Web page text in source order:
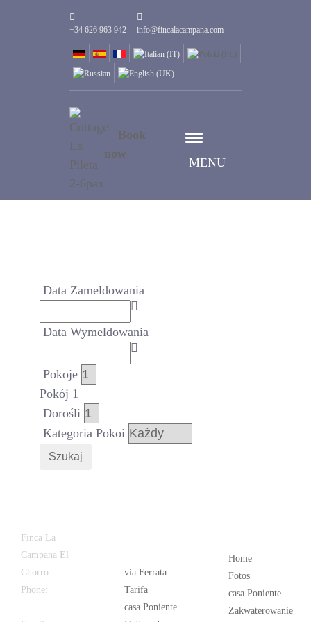
+34 626 963 942 info@fincalacampana.com
MENU
Book
now
Data Zameldowania
Data Wymeldowania
Pokoje
Pokój 1
Dorośli
Kategoria Pokoi
Szukaj
Finca La
Campana El
Chorro
Phone:
via Ferrata
Tarifa
casa Poniente
Home
Fotos
casa Poniente
Zakwaterowanie